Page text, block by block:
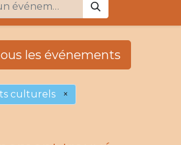
les événements
culturels ×